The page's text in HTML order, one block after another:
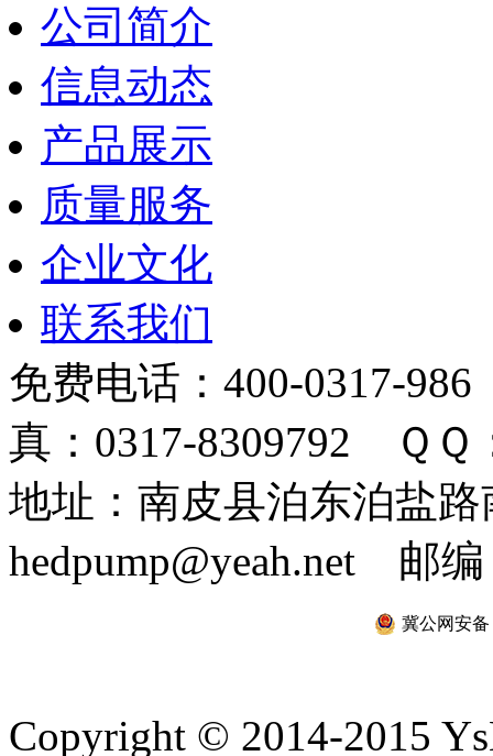
公司简介
信息动态
产品展示
质量服务
企业文化
联系我们
免费电话：400-0317-
真：0317-8309792 ＱＱ
地址：南皮县泊东泊盐
hedpump@yeah.net 邮编
冀公网安备
Copyright © 2014-2015